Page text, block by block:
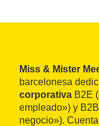
Miss & Mister
barcelonesa
corporativa B2E (
empleado») y
negocio»).